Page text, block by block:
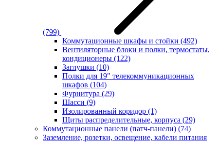
(799)
Коммутационные шкафы и стойки (492)
Вентиляторные блоки и полки, термостаты,
кондиционеры (122)
Заглушки (10)
Полки для 19" телекоммуникационных
шкафов (104)
Фурнитура (29)
Шасси (9)
Изолированный коридор (1)
Щиты распределительные, корпуса (29)
Коммутационные панели (патч-панели) (74)
Заземление, розетки, освещение, кабели питания